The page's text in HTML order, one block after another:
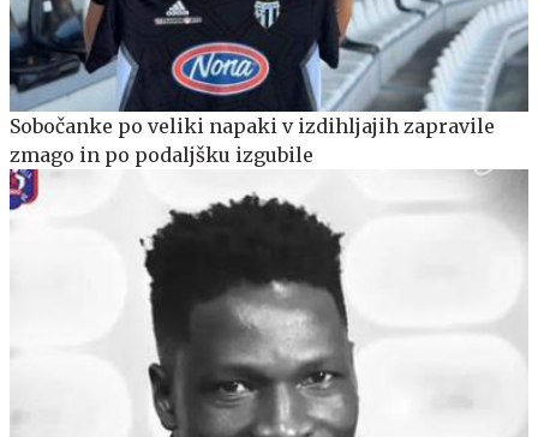
Sobočanke po veliki napaki v izdihljajih zapravile
zmago in po podaljšku izgubile